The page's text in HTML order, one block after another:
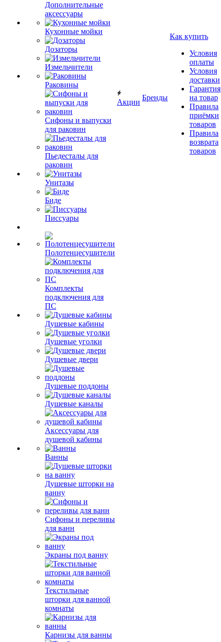
Дополнительные
аксессуары
Кухонные мойки
Дозаторы
Измельчители
Раковины
Сифоны и выпуски
для раковин
Пьедесталы для
раковин
Унитазы
Биде
Писсуары
Полотенцесушители
Комплекты
подключения для
ПС
Душевые кабины
Душевые уголки
Душевые двери
Душевые поддоны
Душевые каналы
Аксессуары для
душевой кабины
Ванны
Душевые шторки на
ванну
Сифоны и переливы
для ванн
Экраны под ванну
Текстильные
шторки для ванной
комнаты
Карнизы для ванны
Акции
Бренды
Как купить
Условия
оплаты
Условия
доставки
Гарантия
на товар
Правила
приёмки
товаров
Правила
возврата
товаров